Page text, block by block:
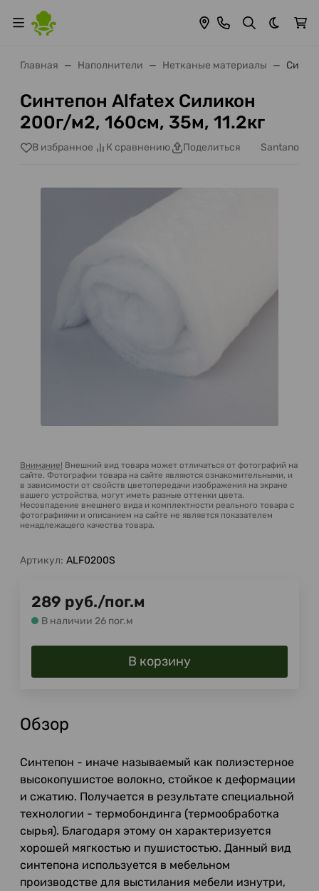
Темная
Главная Наполнители Нетканые материалы
Синтепон Alfatex Силикон
200г/м2, 160см, 35м, 11.2кг
В избранное К сравнению Поделиться Santano
Внимание! Внешний вид товара может отличаться от фотографий на
сайте. Фотографии товара на сайте являются ознакомительными, и
в зависимости от свойств цветопередачи изображения на экране
вашего устройства, могут иметь разные оттенки цвета.
Несовпадение внешнего вида и комплектности реального товара с
фотографиями и описанием на сайте не является показателем
ненадлежащего качества товара.
Артикул: ALF0200S
289 руб./пог.м
В наличии 26 пог.м
В корзину
Обзор
Синтепон - иначе называемый как полиэстерное
высокопушистое волокно, стойкое к деформации
и сжатию. Получается в результате специальной
технологии - термобондинга (термообработка
сырья). Благодаря этому он характеризуется
хорошей мягкостью и пушистостью. Данный вид
синтепона используется в мебельном
производстве для выстилания мебели изнутри,